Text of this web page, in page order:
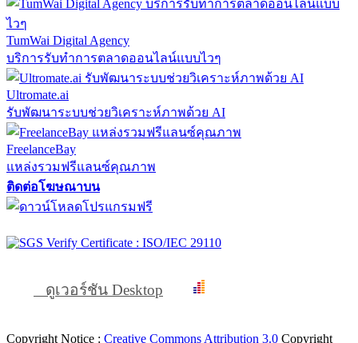
TumWai Digital Agency
บริการรับทำการตลาดออนไลน์แบบไวๆ
Ultromate.ai
รับพัฒนาระบบช่วยวิเคราะห์ภาพด้วย AI
FreelanceBay
แหล่งรวมฟรีแลนซ์คุณภาพ
ติดต่อโฆษณาบน
ดูเวอร์ชัน Desktop
Copyright Notice : Creative Commons Attribution 3.0 Copyright